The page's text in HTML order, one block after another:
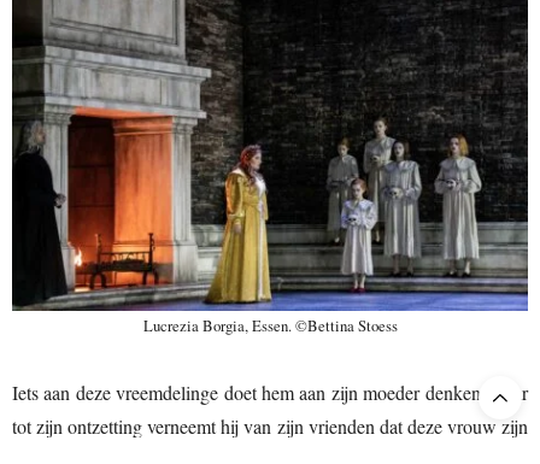
Lucrezia Borgia, Essen. ©Bettina Stoess
Iets aan deze vreemdelinge doet hem aan zijn moeder denken, maar
tot zijn ontzetting verneemt hij van zijn vrienden dat deze vrouw zijn